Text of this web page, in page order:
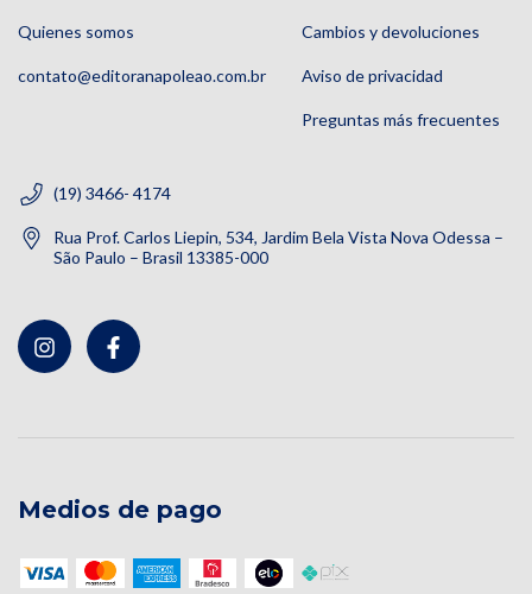
Quienes somos
contato@editoranapoleao.com.br
Cambios y devoluciones
Aviso de privacidad
Preguntas más frecuentes
(19) 3466- 4174
Rua Prof. Carlos Liepin, 534, Jardim Bela Vista Nova Odessa –
São Paulo – Brasil 13385-000
Medios de pago